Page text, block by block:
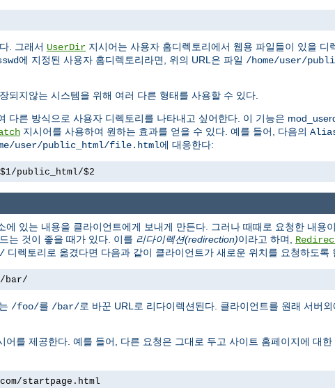
. 그래서 UserDir 지시어는 사용자 홈디렉토리에서 웹용 파일들이 있을 디
에 지정된 사용자 홈디렉토리라면, 위의 URL은 파일 /home/user/
되지않는 시스템을 위해 여러 다른 형태를 사용할 수 있다.
다른 방식으로 사용자 디렉토리를 나타내고 싶어한다. 이 기능은
지시어를 사용하여 원하는 효과를 얻을 수 있다. 예를 들어, 다음의
user/public_html/file.html에 대응한다:
public_html/$2
있는 내용을 클라이언트에게 보내게 만든다. 그러나 때때로 요청한 내용
는 것이 좋을 때가 있다. 이를 리다이렉션(redirection)이라고 하며,
디렉토리로 옮겼다면 다음과 같이 클라이언트가 새로운 위치를 요청하도록
bar/
/foo/를 /bar/로 바꾼 URL로 리다이렉션된다. 클라이언트를 원래 서버
어를 제공한다. 예를 들어, 다른 요청은 그대로 두고 사이트 홈페이지에 대
startpage.html